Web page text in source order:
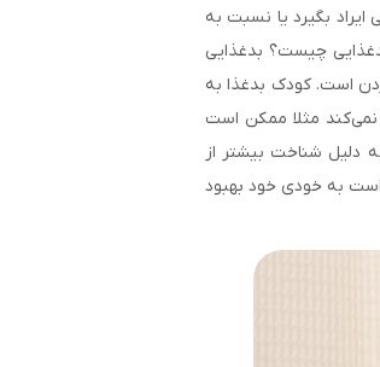
بگیرد یا نسبت به
چیست؟ بدغذایی
است. کودک بدغذا به
نمی‌کند مثلا ممکن است
دلیل شناخت بیشتر از
است به خودی خود بهبود